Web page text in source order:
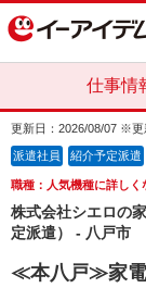
仕事情
更新日：2026/08/07 ※
派遣社員 紹介予定派遣
職種：人気機種に詳しく
株式会社シエロの
定派遣） - 八戸市
≪本八戸≫家電